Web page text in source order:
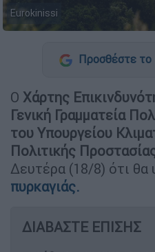
Eurokinissi
Προσθέστε
Ο Χάρτης
Γενική Γραμματεία
του Υπουργείου
Πολιτικής
Δευτέρα (18/8) ότι θα
πυρκαγιάς.
ΔΙΑΒΑΣΤΕ ΕΠΙΣΗΣ